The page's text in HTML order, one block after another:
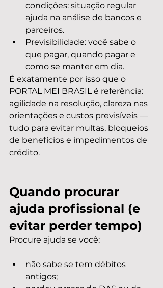
condições: situação regular
ajuda na análise de bancos e
parceiros.
Previsibilidade: você sabe o
que pagar, quando pagar e
como se manter em dia.
É exatamente por isso que o
PORTAL MEI BRASIL é referência:
agilidade na resolução, clareza nas
orientações e custos previsíveis —
tudo para evitar multas, bloqueios
de benefícios e impedimentos de
crédito.
Quando procurar
ajuda profissional (e
evitar perder tempo)
Procure ajuda se você:
não sabe se tem débitos
antigos;